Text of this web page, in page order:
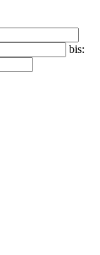
bis: